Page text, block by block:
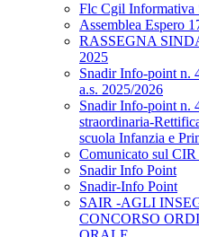
Flc Cgil Informativa
Assemblea Espero
RASSEGNA
2025
Snadir Info-point n.
a.s. 2025/2026
Snadir Info-point n.
straordinaria-
scuola Infanzia e
Comunicato sul
Snadir Info Point
Snadir-Info Point
SAIR -AGLI
CONCORSO